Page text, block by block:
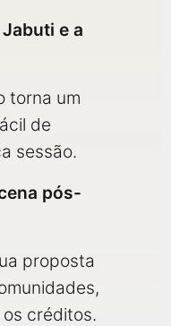
e a
torna um
de
sessão.
pós-
proposta
créditos.